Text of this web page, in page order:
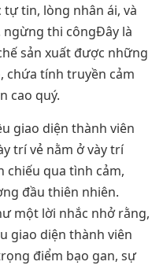
tin, lòng nhân ái, và
thi côngĐây là
sản xuất được những
chứa tính truyền cảm
cao quý.
giao diện thành viên
trí vẻ nằm ở vày trí
chiếu qua tình cảm,
đầu thiên nhiên.
một lời nhắc nhở rằng,
giao diện thành viên
điểm bạo gan, sự